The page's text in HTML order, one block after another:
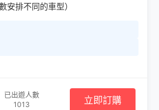
安排不同的車型）
已出遊人數
1013
立即訂購